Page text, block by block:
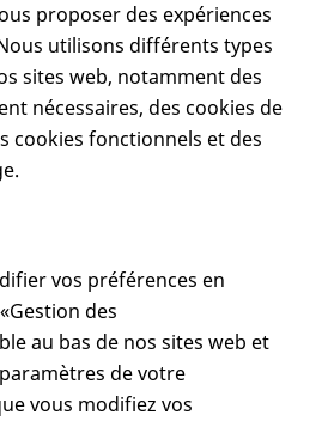
proposer des expériences
utilisons différents types
sites web, notamment des
nécessaires, des cookies de
cookies fonctionnels et des
vos préférences en
des
au bas de nos sites web et
de votre
vous modifiez vos